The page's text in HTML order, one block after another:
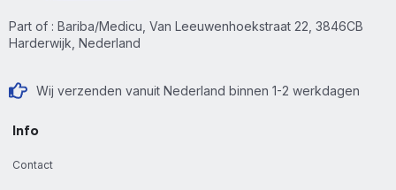
Part of : Bariba/Medicu, Van Leeuwenhoekstraat 22, 3846CB
Harderwijk, Nederland
Wij verzenden vanuit Nederland binnen 1-2 werkdagen
Info
Contact